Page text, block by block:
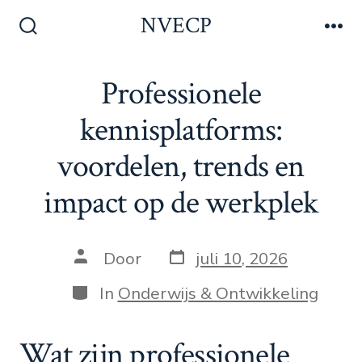
overslaan
NVECP
Professionele
kennisplatforms:
voordelen, trends en
impact op de werkplek
Auteur
bericht
Door Berichtdatum
juli 10, 2026
Categorieën
In Onderwijs & Ontwikkeling